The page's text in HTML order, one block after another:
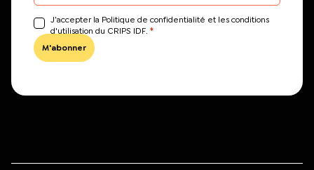
J’accepter la Politique de confidentialité et les conditions
d'utilisation du CRIPS IDF. *